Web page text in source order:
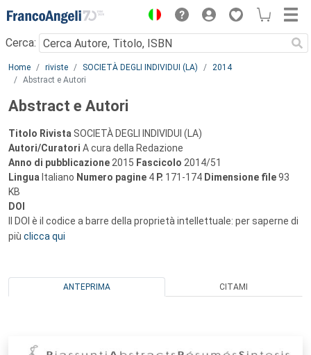
Menu
Cerca:
Main content
Home riviste SOCIETÀ DEGLI INDIVIDUI (LA)
2014
Abstract e Autori
Abstract e Autori
Titolo Rivista SOCIETÀ DEGLI INDIVIDUI (LA)
Autori/Curatori A cura della Redazione
Anno di pubblicazione 2015 Fascicolo 2014/51
Lingua Italiano Numero pagine 4 P. 171-174 Dimensione file93
KB
DOI
Il DOI è il codice a barre della proprietà intellettuale: per saperne di
più clicca qui
ANTEPRIMA CITAMI